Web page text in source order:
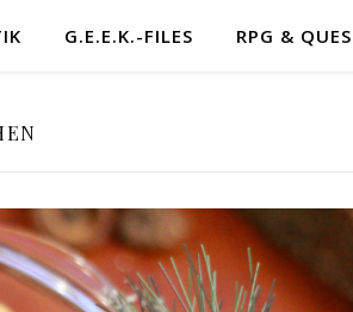
G.E.E.K.-FILES RPG &